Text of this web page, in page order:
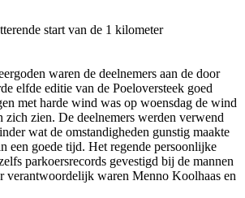
start van de 1 kilometer
waren de deelnemers aan de door
elfde editie van de Poeloversteek goed
met harde wind was op woensdag de wind
zich zien. De deelnemers werden verwend
wat de omstandigheden gunstig maakte
een goede tijd. Het regende persoonlijke
parkoersrecords gevestigd bij de mannen
verantwoordelijk waren Menno Koolhaas en